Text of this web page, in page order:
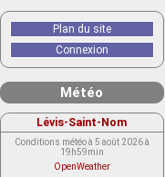
Plan du site
Connexion
Météo
Lévis-Saint-Nom
Conditions météo à 5 août 2026 à
19h59min
OpenWeather